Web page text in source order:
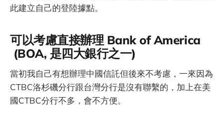
此建立自己的登陸據點。
可以考慮直接辦理 Bank of America
(BOA, 是四大銀行之一)
當初我自己有想辦理中國信託但後來不考慮，一來因為
CTBC洛杉磯分行跟台灣分行是沒有聯繫的，加上在美
國CTBC分行不多，會不方便。